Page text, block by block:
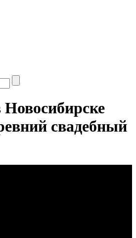
свадебный